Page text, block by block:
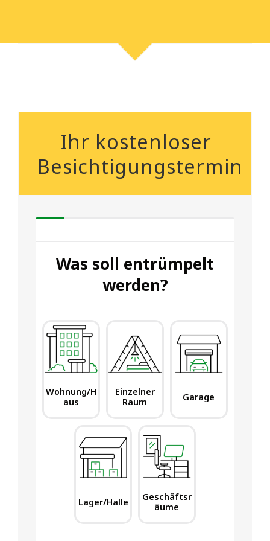
Ihr kostenloser
Besichtigungstermin